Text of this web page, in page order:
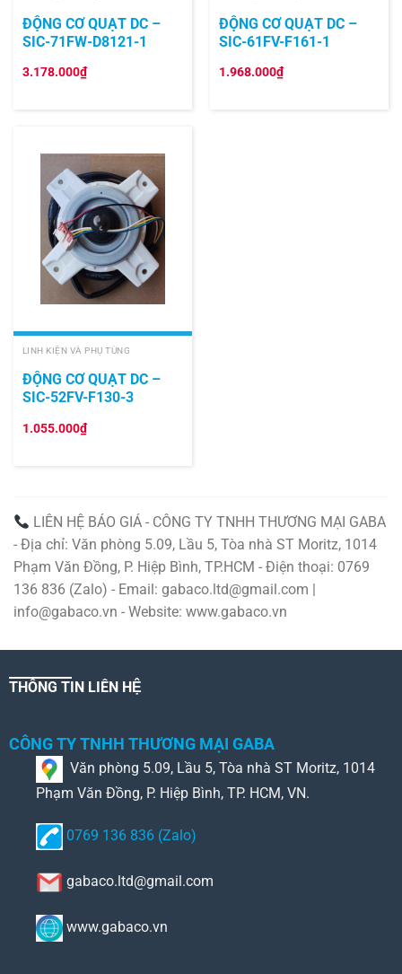
ĐỘNG CƠ QUẠT DC –
SIC-71FW-D8121-1
3.178.000₫
ĐỘNG CƠ QUẠT DC –
SIC-61FV-F161-1
1.968.000₫
LINH KIỆN VÀ PHỤ TÙNG
ĐỘNG CƠ QUẠT DC –
SIC-52FV-F130-3
1.055.000₫
LIÊN HỆ BÁO GIÁ - CÔNG TY TNHH THƯƠNG MẠI GABA
- Địa chỉ: Văn phòng 5.09, Lầu 5, Tòa nhà ST Moritz, 1014
Phạm Văn Đồng, P. Hiệp Bình, TP.HCM - Điện thoại: 0769
136 836 (Zalo) - Email: gabaco.ltd@gmail.com |
info@gabaco.vn - Website: www.gabaco.vn
THÔNG TIN LIÊN HỆ
CÔNG TY TNHH THƯƠNG MẠI GABA
Văn phòng 5.09, Lầu 5, Tòa nhà ST Moritz, 1014
Phạm Văn Đồng, P. Hiệp Bình, TP. HCM, VN.
0769 136 836 (Zalo)
gabaco.ltd@gmail.com
www.gabaco.vn